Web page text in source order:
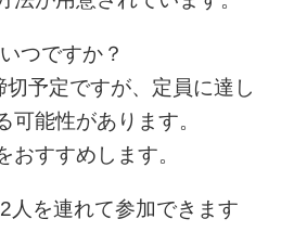
つですか？
予定ですが、定員に達し
可能性があります。
すすめします。
人を連れて参加できます